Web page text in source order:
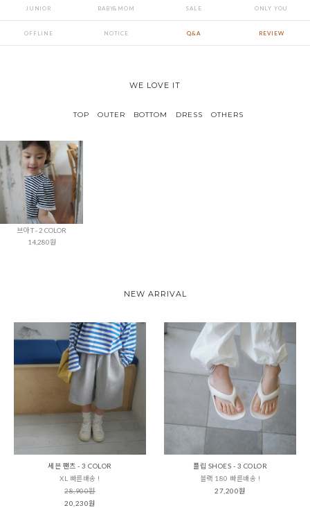
JUNIOR BABY&MOM SALE ONLY YOU
OFFLINE NOTICE Q&A REVIEW
WE LOVE IT
TOP OUTER BOTTOM DRESS OTHERS
브아 T - 2 COLOR
14,280원
NEW ARRIVAL
세븐 팬츠 - 3 COLOR
XL 빠른배송 !
28,900원
20,230원
플립 SHOES - 3 COLOR
블랙 180 빠른배송 !
27,200원